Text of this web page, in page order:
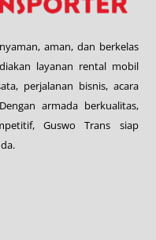
aman, dan berkelas
layanan rental mobil
perjalanan bisnis, acara
armada berkualitas,
Guswo Trans siap